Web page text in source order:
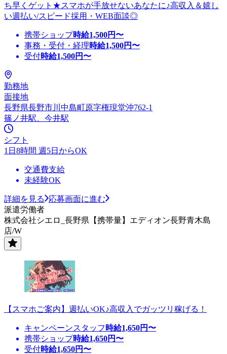
ち早くゲット★スマホが手放せないあなたに♪高収入＆嬉し
い週払い/スピード採用・WEB面談◎
携帯ショップ時給1,500円〜
事務・受付・経理時給1,500円〜
受付時給1,500円〜
勤務地
面接地
長野県長野市川中島町原字権現堂沖762-1
篠ノ井駅、今井駅
シフト
1日8時間 週5日からOK
交通費支給
未経験OK
詳細を見る
応募画面に進む
派遣労働者
株式会社シエロ_長野県【携帯量】エディオン長野青木島
店/W
【スマホご案内】週払いOK♪高収入でガッツリ稼げる！
キャンペーンスタッフ 時給1,650円〜
携帯ショップ時給1,650円〜
受付時給1,650円〜